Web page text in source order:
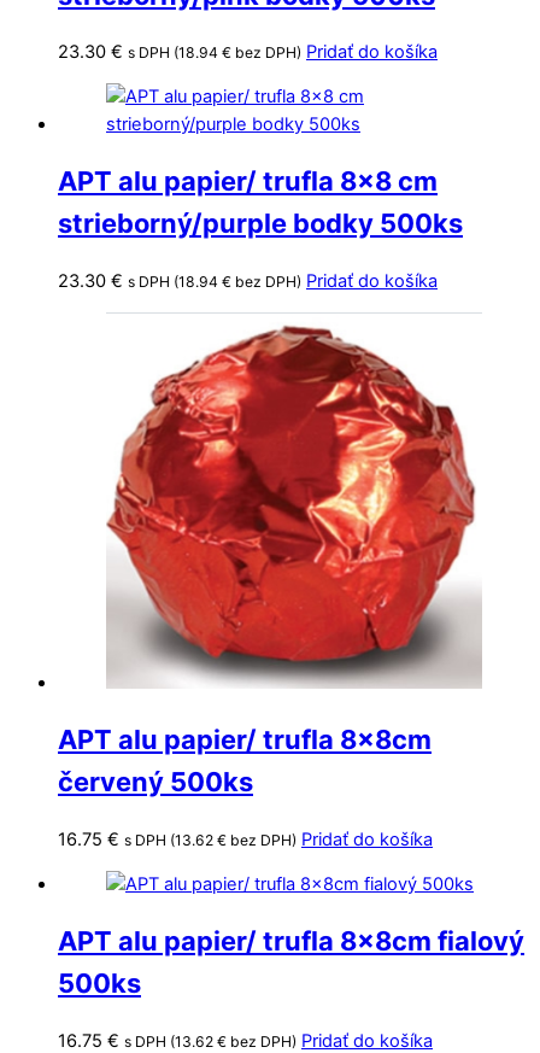
23.30 € s DPH (18.94 € bez DPH) Pridať do košíka
APT alu papier/ trufla 8×8 cm
strieborný/purple bodky 500ks
23.30 € s DPH (18.94 € bez DPH) Pridať do košíka
APT alu papier/ trufla 8x8cm
červený 500ks
16.75 € s DPH (13.62 € bez DPH) Pridať do košíka
APT alu papier/ trufla 8x8cm fialový
500ks
16.75 € s DPH (13.62 € bez DPH) Pridať do košíka